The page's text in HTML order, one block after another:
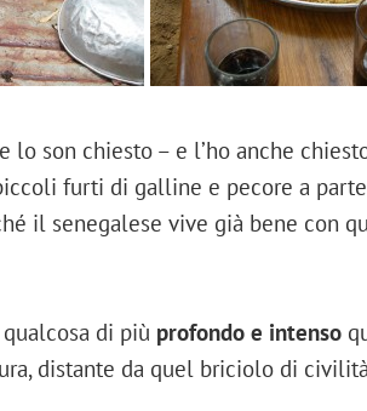
lo son chiesto – e l’ho anche
furti di galline e pecore a
il senegalese vive già bene con
di più profondo e intenso
distante da quel briciolo di